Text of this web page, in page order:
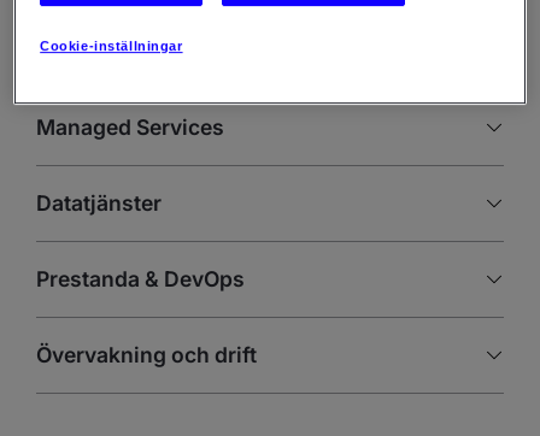
Professional Resourcing och utbildning
Managed Services
Datatjänster
Prestanda & DevOps
Övervakning och drift
Cookie-inställningar